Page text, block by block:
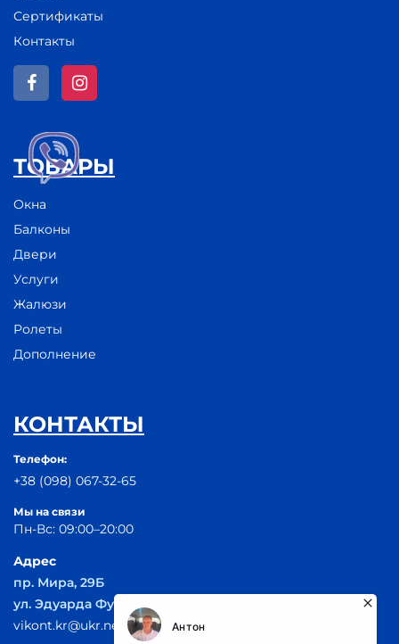
Сертификаты
Контакты
ТОВАРЫ
Окна
Балконы
Двери
Услуги
Жалюзи
Ролеты
Дополнение
КОНТАКТЫ
Телефон:
+38 (098) 067-32-65
Мы на связи
Пн-Вс: 09:00–20:00
Адрес
пр. Мира, 29Б
ул. Эдуарда Фукса 55
vikont.kr@ukr.net